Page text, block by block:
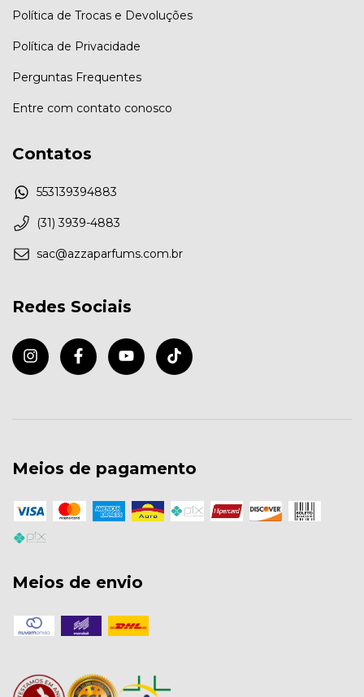
Política de Trocas e Devoluções
Política de Privacidade
Perguntas Frequentes
Entre com contato conosco
Contatos
553139394883
(31) 3939-4883
sac@azzaparfums.com.br
Redes Sociais
Meios de pagamento
Meios de envio